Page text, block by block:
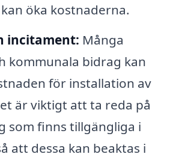
öka kostnaderna.
incitament: Många
kommunala bidrag kan
för installation av
är viktigt att ta reda på
som finns tillgängliga i
att dessa kan beaktas i